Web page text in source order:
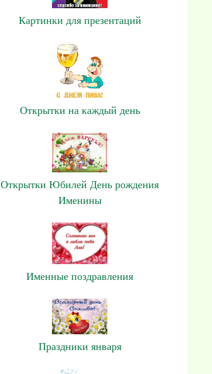
Картинки для презентаций
Открытки на каждый день
Открытки Юбилей День рождения
Именины
Именные поздравления
Праздники января